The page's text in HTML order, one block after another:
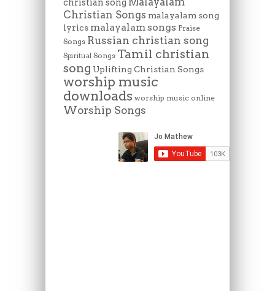
christian song
Christian Songs malayalam song
lyrics malayalam songs Praise
Songs Russian christian song
Spiritual Songs Tamil christian
song Uplifting Christian Songs
worship music
downloads worship music online
Worship Songs